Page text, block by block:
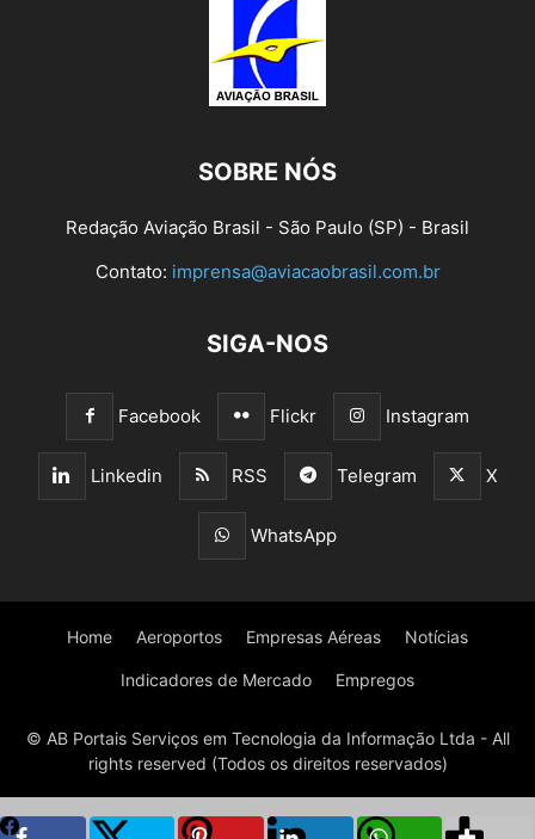
SOBRE NÓS
Redação Aviação Brasil - São Paulo (SP) - Brasil
Contato: imprensa@aviacaobrasil.com.br
SIGA-NOS
Facebook Flickr Instagram
Linkedin RSS Telegram X
WhatsApp
Home Aeroportos Empresas Aéreas Notícias
Indicadores de Mercado Empregos
© AB Portais Serviços em Tecnologia da Informação Ltda - All
rights reserved (Todos os direitos reservados)